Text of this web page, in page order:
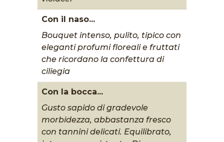
Con il naso...
Bouquet intenso, pulito, tipico con
eleganti profumi floreali e fruttati
che ricordano la confettura di
ciliegia
Con la bocca...
Gusto sapido di gradevole
morbidezza, abbastanza fresco
con tannini delicati. Equilibrato,